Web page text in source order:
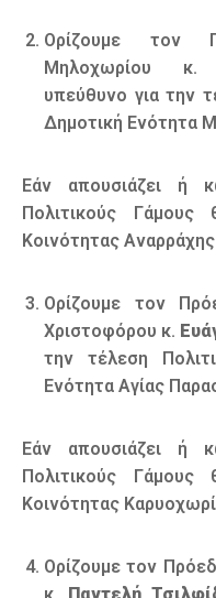
Ορίζουμε τον
Μηλοχωρίου
υπεύθυνο για την
Δημοτική Ενότητα
Εάν απουσιάζει ή
Πολιτικούς
Κοινότητας
Ορίζουμε τον
Χριστοφόρου κ.
την τέλεση
Ενότητα Αγίας
Εάν απουσιάζει ή
Πολιτικούς
Κοινότητας
Ορίζουμε τον